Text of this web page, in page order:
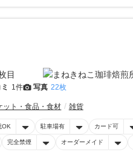
1件 写真 22枚
ット・食品・食材 雑貨
OK 駐車場有 カード可
完全禁煙 オーダーメイド